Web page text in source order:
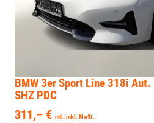
BMW 3erSport Line 318i
SHZ PDC
311,– € mtl. inkl. MwSt.